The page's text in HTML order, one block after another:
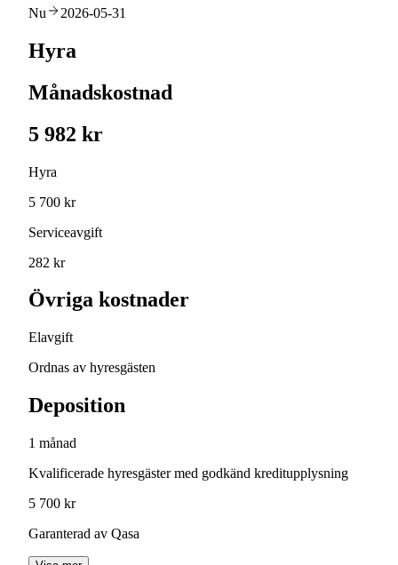
Nu 2026-05-31
Hyra
Månadskostnad
5 982 kr
Hyra
5 700 kr
Serviceavgift
282 kr
Övriga kostnader
Elavgift
Ordnas av hyresgästen
Deposition
1 månad
Kvalificerade hyresgäster med godkänd kreditupplysning
5 700 kr
Garanterad av Qasa